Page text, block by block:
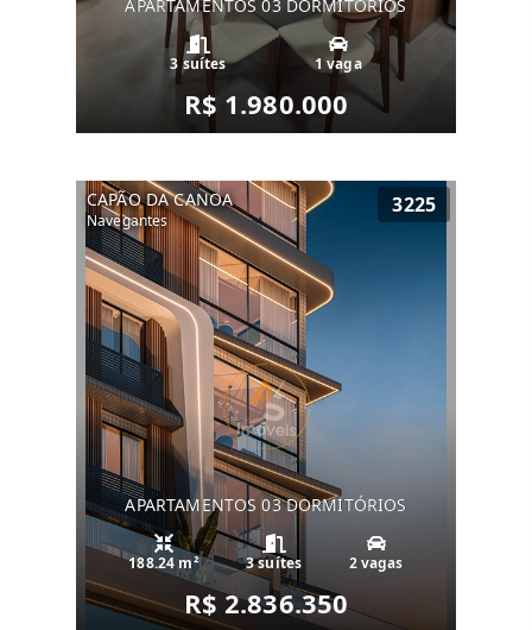
APARTAMENTOS 03 DORMITÓRIOS
3 suítes 1 vaga
R$ 1.980.000
CAPÃO DA CANOA
Navegantes
3225
APARTAMENTOS 03 DORMITÓRIOS
188.24 m² 3 suítes 2 vagas
R$ 2.836.350